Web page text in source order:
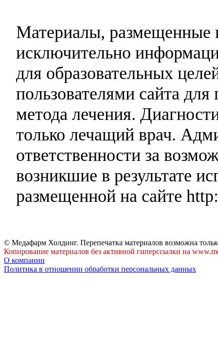
Материалы, размещенные
исключительно
для образовательных
пользователями сайта
метода лечения.
только лечащий врач.
ответственности за
возникшие в результате
размещенной на сайте
© Медафарм Холдинг. Перепечатка материалов возможна
Копирование материалов без активной гиперссылки на
О компании
Политика в отношении обработки персональных данных